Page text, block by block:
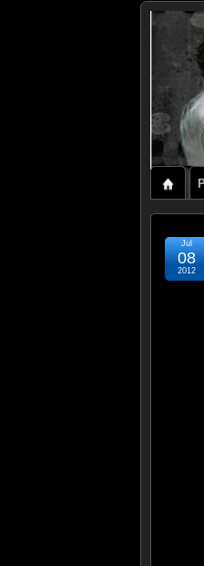
Jul
08
2012